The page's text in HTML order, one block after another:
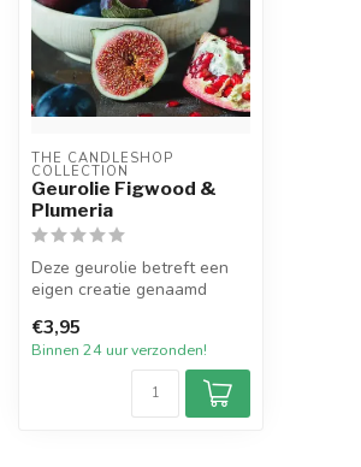
THE CANDLESHOP
COLLECTION
Geurolie Figwood &
Plumeria
Deze geurolie betreft een
eigen creatie genaamd
Plumeria, oo...
€3,95
Binnen 24 uur verzonden!